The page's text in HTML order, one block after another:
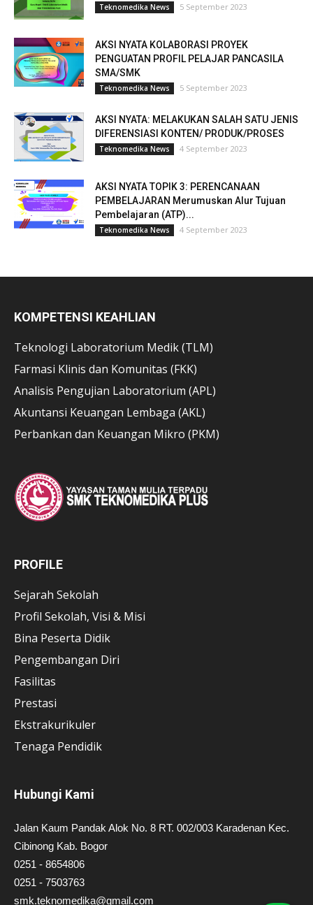
Teknomedika News 5 September 2023
AKSI NYATA KOLABORASI PROYEK
PENGUATAN PROFIL PELAJAR PANCASILA
SMA/SMK
Teknomedika News 5 September 2023
AKSI NYATA: MELAKUKAN SALAH SATU JENIS
DIFERENSIASI KONTEN/ PRODUK/PROSES
Teknomedika News 4 September 2023
AKSI NYATA TOPIK 3: PERENCANAAN
PEMBELAJARAN Merumuskan Alur Tujuan
Pembelajaran (ATP)...
Teknomedika News 4 September 2023
KOMPETENSI KEAHLIAN
Teknologi Laboratorium Medik (TLM)
Farmasi Klinis dan Komunitas (FKK)
Analisis Pengujian Laboratorium (APL)
Akuntansi Keuangan Lembaga (AKL)
Perbankan dan Keuangan Mikro (PKM)
PROFILE
Sejarah Sekolah
Profil Sekolah, Visi & Misi
Bina Peserta Didik
Pengembangan Diri
Fasilitas
Prestasi
Ekstrakurikuler
Tenaga Pendidik
Hubungi Kami
Jalan Kaum Pandak Alok No. 8 RT. 002/003 Karadenan Kec.
Cibinong Kab. Bogor
0251 - 8654806
0251 - 7503763
smk.teknomedika@gmail.com